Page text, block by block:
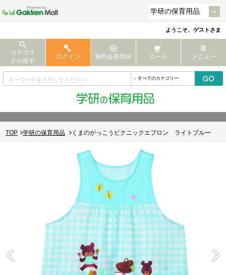
ようこそ、ゲストさま
カテゴリ
から探す
ログイン 無料会員登録 カート メニュー
TOP 学研の保育用品 くまのがっこうピクニックエプロン ライトブルー